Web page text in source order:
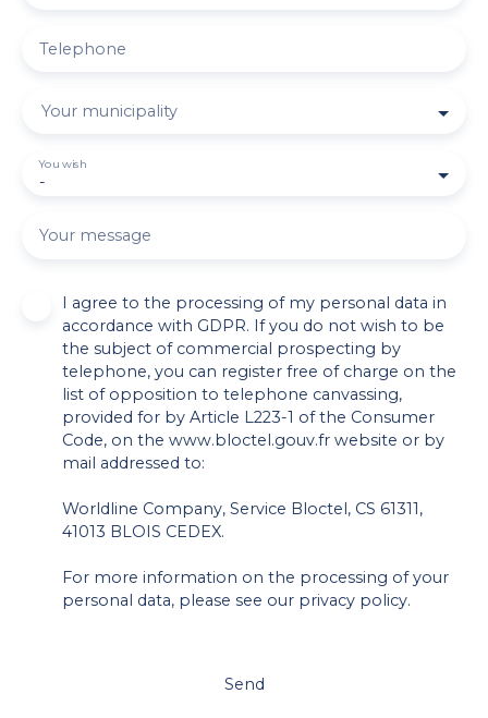
Telephone
Your municipality
-
You wish
Your message
I agree to the processing of my personal data in
accordance with GDPR. If you do not wish to be
the subject of commercial prospecting by
telephone, you can register free of charge on the
list of opposition to telephone canvassing,
provided for by Article L223-1 of the Consumer
Code, on the www.bloctel.gouv.fr website or by
mail addressed to:
Worldline Company, Service Bloctel, CS 61311,
41013 BLOIS CEDEX.
For more information on the processing of your
personal data, please see our privacy policy.
Send